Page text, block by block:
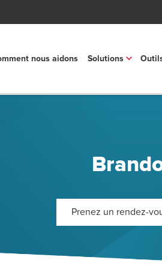
nous aidons Solutions
Prenez un rendez-